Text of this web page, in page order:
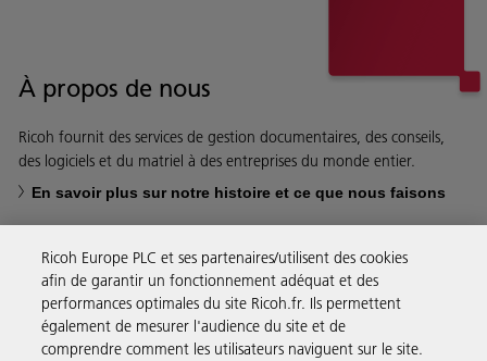
À propos de nous
Ricoh fournit des services de gestion documentaires, des conseils,
des logiciels et du matriel à des entreprises du monde entier.
En savoir plus sur notre histoire et ce que nous faisons
Solutions pour les entreprises
Ricoh Europe PLC et ses partenaires/utilisent des cookies
afin de garantir un fonctionnement adéquat et des
performances optimales du site Ricoh.fr. Ils permettent
également de mesurer l'audience du site et de
comprendre comment les utilisateurs naviguent sur le site.